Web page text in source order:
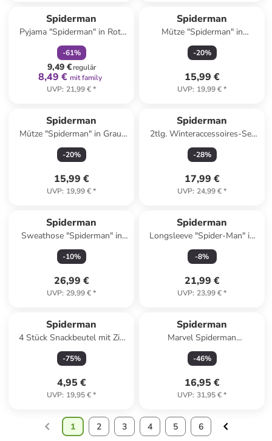
Spiderman
Pyjama "Spiderman" in Rot/
Blau
-61%
9,49 €regulär
8,49 € mit family
UVP: 21,99 €*
Spiderman
Mütze "Spiderman" in
Bordeaux/ Schwarz
-20%
15,99 €
UVP: 19,99 €*
Spiderman
Mütze "Spiderman" in Grau/
Bordeaux
-20%
15,99 €
UVP: 19,99 €*
Spiderman
2tlg. Winteraccessoires-Set
"Spiderman" in Rot/ Weiß/
Dunkelblau
-28%
17,99 €
UVP: 24,99 €*
Spiderman
Sweathose "Spiderman" in
Grau/ Bunt
-10%
26,99 €
UVP: 29,99 €*
Spiderman
Longsleeve "Spider-Man" in
Schwarz
-8%
21,99 €
UVP: 23,99 €*
Spiderman
4 Stück Snackbeutel mit Zip
Verschluss für Obst Kekse
und Snacks in Mehrfarbig
-75%
4,95 €
UVP: 19,95 €*
Spiderman
Marvel Spiderman
Schwimmshirt UV-Schutz 50
Langarm Badeshirt Rashguard
-46%
16,95 €
UVP: 31,95 €*
1 2 3 4 5 6